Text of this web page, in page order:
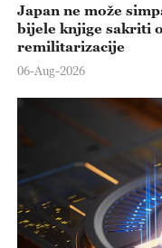
Japan ne može
bijele knjige sakriti
remilitarizacije
06-Aug-2026